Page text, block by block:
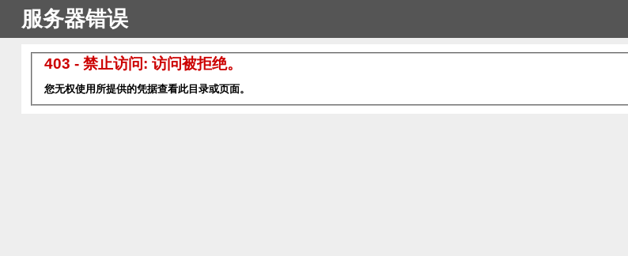
服务器错误
403 - 禁止访问: 访问被拒绝。
您无权使用所提供的凭据查看此目录或页面。